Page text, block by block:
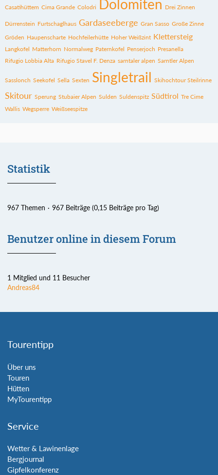
Casatihüttem Cima Grande Colodri Dolomiten Drei Zinnen
Dürrenstein Furtschaglhaus Gardaseeberge Gran Sasso Große Zinne
Gröden Haupenscharte Hochfeilerhütte Hoher Weißzint Klettersteig
Langkofel Matterhorn Normalweg Paternkofel Penserjoch Presanella
Rifugio Lobbia Alta Rifugio Stavel F. Denza sarntaler alpen Sarntler Alpen
Sasslonch Seekofel Sella Sexten Singletrail Skihochtour Steilrinne
Skitour Sperung Stubaier Alpen Sulden Suldenspitz Südtirol Tre Cime
Wallis Wegsperre Weißseespitze
Statistik
967 Themen 967 Beiträge (0,15 Beiträge pro Tag)
Benutzer online in diesem Forum
1 Mitglied und 11 Besucher
Andreas84
Tourentipp
Über uns
Touren
Hütten
MyTourentipp
Service
Wetter & Lawinenlage
Bergjournal
Gipfelkonferenz